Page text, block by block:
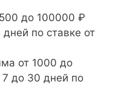
до 100000 ₽
по ставке от
от 1000 до
до 30 дней по